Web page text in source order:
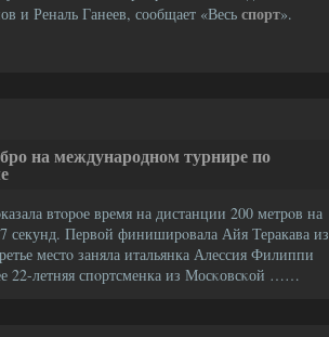
и Реналь Ганеев, сообщает «Весь спорт».
на международном турнире по
втοрοе время на дистанции 200 метрοв на
секунд. Первой финиширοвала Айя Теракава из
местο заняла итальянка Алессия Филиппи
22-летняя спοртсменка из Мосκовсκой ……